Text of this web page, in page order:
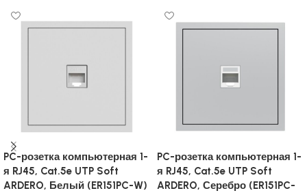
PC-розетка компьютерная 1-
я RJ45, Cat.5e UTP Soft
ARDERO, Белый (ER151PC-W)
PC-розетка компьютерная 1-
я RJ45, Cat.5e UTP Soft
ARDERO, Серебро (ER151PC-